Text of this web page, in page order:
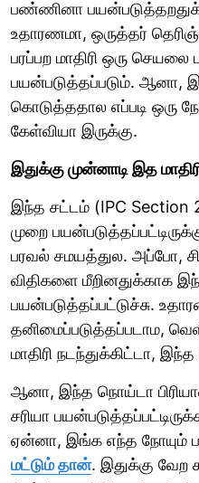
பண்ணினா
உதாரணமா, ஒருத்தர்
பரப்பற மாதிரி ஒரு
பயன்படுத்தப்படும். ஆனா,
கொடுத்ததால எப்படி ஒரு
கேள்வியா இருக்கு.
இதுக்கு முன்னாடி இத
இந்த சட்டம் (IPC Section
முறை
பரவல் சமயத்துல. அப்போ,
விதிகளை மீறினதுக்காக
பயன்படுத்தப்பட்டுச்சு.
தனிமைப்படுத்தப்படாம,
மாதிரி நடந்துக்கிட்டா,
ஆனா, இந்த நொய்டா
சரியா
ஏன்னா, இங்க எந்த நோயும்
மட்டும் தான். இதுக்கு